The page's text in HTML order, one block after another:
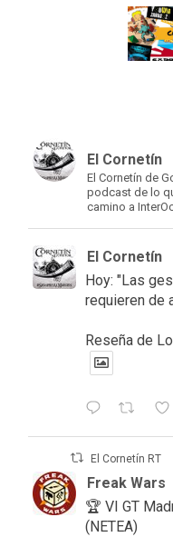
El Cornetín
El Cornetín de
podcast de lo
camino a
El Cornetín
Hoy: "Las
requieren de
Reseña de
El Cornetín RT
Freak Wars
🏆 VI GT
(NETEA)